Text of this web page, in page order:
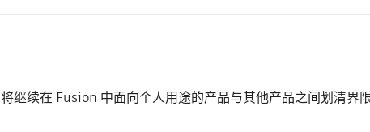
将继续在 Fusion 中面向个人用途的产品与其他产品之间划清